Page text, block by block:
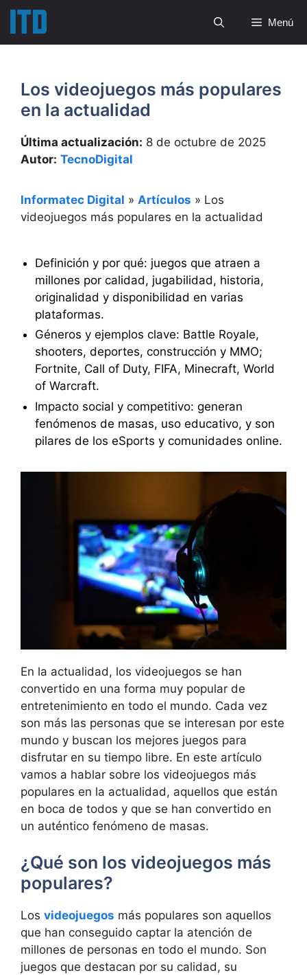
Saltar
contenido
Menú
Los videojuegos más populares
en la actualidad
Última actualización: 8 de octubre de 2025
Autor: TecnoDigital
Informatec Digital » Artículos » Los
videojuegos más populares en la actualidad
Definición y por qué: juegos que atraen a
millones por calidad, jugabilidad, historia,
originalidad y disponibilidad en varias
plataformas.
Géneros y ejemplos clave: Battle Royale,
shooters, deportes, construcción y MMO;
Fortnite, Call of Duty, FIFA, Minecraft, World
of Warcraft.
Impacto social y competitivo: generan
fenómenos de masas, uso educativo, y son
pilares de los eSports y comunidades online.
En la actualidad, los videojuegos se han
convertido en una forma muy popular de
entretenimiento en todo el mundo. Cada vez
son más las personas que se interesan por este
mundo y buscan los mejores juegos para
disfrutar en su tiempo libre. En este artículo
vamos a hablar sobre los videojuegos más
populares en la actualidad, aquellos que están
en boca de todos y que se han convertido en
un auténtico fenómeno de masas.
¿Qué son los videojuegos más
populares?
Los videojuegos más populares son aquellos
que han conseguido captar la atención de
millones de personas en todo el mundo. Son
juegos que destacan por su calidad, su